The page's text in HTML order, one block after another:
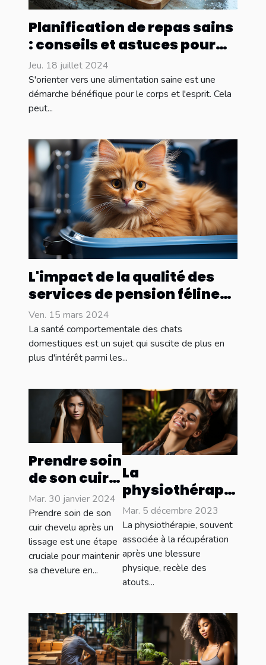
Planification de repas sains
: conseils et astuces pour
débutants
Jeu. 18 juillet 2024
S'orienter vers une alimentation saine est une
démarche bénéfique pour le corps et l'esprit. Cela
peut...
L'impact de la qualité des
services de pension féline
sur la santé
comportementale des
chats
Ven. 15 mars 2024
La santé comportementale des chats
domestiques est un sujet qui suscite de plus en
plus d'intérêt parmi les...
Prendre soin
de son cuir
chevelu
après un
lissage : les
meilleures
pratiques
Mar. 30 janvier 2024
Prendre soin de son
cuir chevelu après un
lissage est une étape
cruciale pour maintenir
sa chevelure en...
La
physiothérapie
et le
soulagement
des maux de
tête
chroniques
Mar. 5 décembre 2023
La physiothérapie, souvent
associée à la récupération
après une blessure
physique, recèle des
atouts...